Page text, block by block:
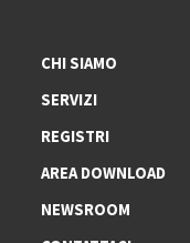
CHI SIAMO
SERVIZI
REGISTRI
AREA DOWNLOAD
NEWSROOM